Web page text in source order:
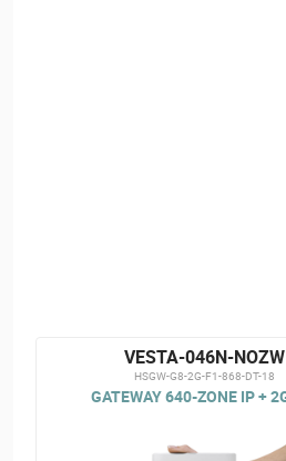
VESTA-046N-NOZW
HSGW-G8-2G-F1-868-DT-18
GATEWAY 640-ZONE IP +